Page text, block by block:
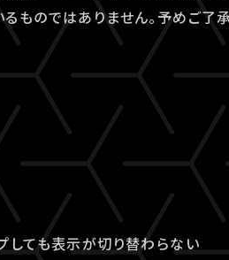
のではありません。予めご了承
しても表示が切り替わらない